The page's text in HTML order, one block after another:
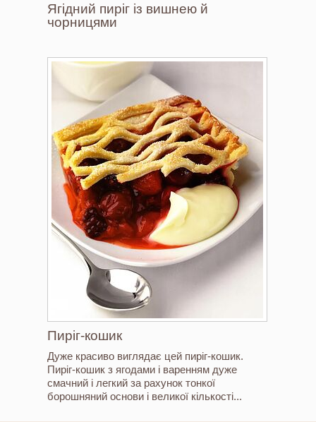
Ягідний пиріг із вишнею й
чорницями
Пиріг-кошик
Дуже красиво виглядає цей пиріг-кошик.
Пиріг-кошик з ягодами і варенням дуже
смачний і легкий за рахунок тонкої
борошняний основи і великої кількості...